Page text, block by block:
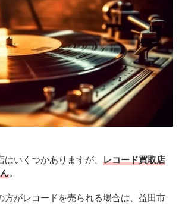
いくつかありますが、 レコード買取店
。
方がレコードを売られる場合は、益田市